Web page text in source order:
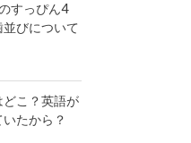
すっぴん4
びについて
こ？英語が
たから？